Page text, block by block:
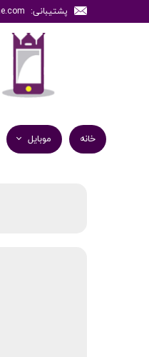
پشتیبانی: support@raiphone.com
خانه
موبایل